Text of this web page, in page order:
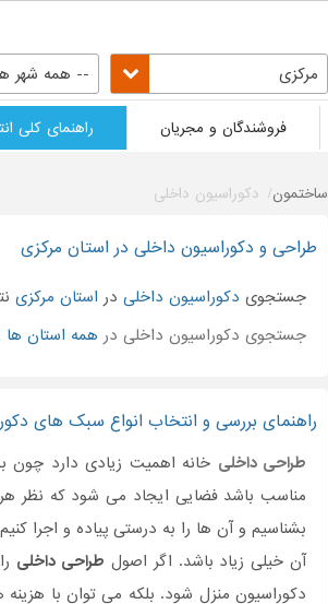
مرکزی -- همه شهر
فروشندگان و مجریان راهنمای کلی
ساختمون دکوراسیون داخلی
طراحی و دکوراسیون داخلی در استان مرکزی
جستجوی دکوراسیون داخلی در استان مرکزی
جستجوی دکوراسیون داخلی در همه استان
راهنمای بررسی و انتخاب انواع سبک های
طراحی داخلی خانه اهمیت زیادی دارد چون
مناسب باشد فضایی ایجاد می شود که نظر
بشناسیم و آن ها را به درستی پیاده و اجرا
آن خیلی زیاد باشد. اگر اصول طراحی داخلی
دکوراسیون منزل شود. بلکه می توان با